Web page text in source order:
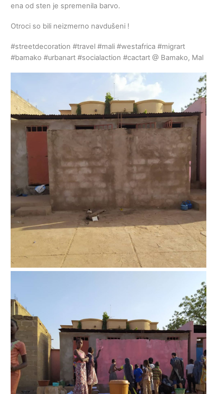
ena od sten je spremenila barvo.
Otroci so bili neizmerno navdušeni !
#streetdecoration #travel #mali #westafrica #migrart
#bamako #urbanart #socialaction #cactart @ Bamako, Mal